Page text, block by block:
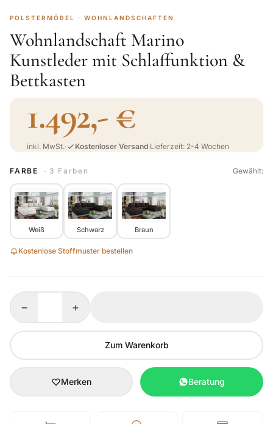
POLSTERMÖBEL · WOHNLANDSCHAFTEN
Wohnlandschaft Marino
Kunstleder mit Schlaffunktion &
Bettkasten
1.492,- €
inkl. MwSt.· Kostenloser Versand·Lieferzeit: 2-4 Wochen
FARBE · 3 Farben Gewählt:
Weiß Schwarz Braun
Kostenlose Stoffmuster bestellen
− +
Zum Warenkorb
Merken Beratung